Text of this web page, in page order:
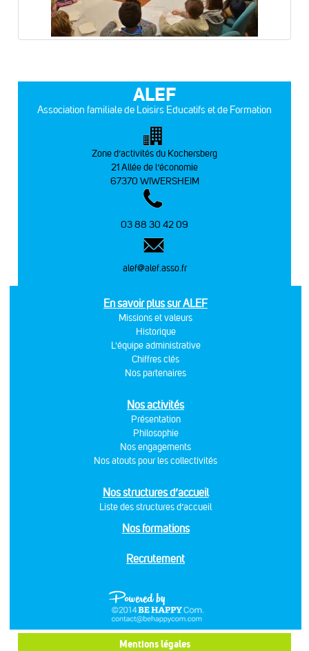
ALEF
Association familiale de Loisirs Educatifs et de Formation
Zone d’activités du Kochersberg
21 Allée de l’économie
67370 WIWERSHEIM
03 88 30 42 09
alef@alef.asso.fr
En savoir plus sur ALEF
Missions et valeurs
Historique
L'équipe administrative
Chiffres clés
Nos partenaires
Nos activités
Présentation
Philosophie
Nos engagements
Nos atouts pour les collectivités
Nos structures d’accueil
Liste des structures d’accueil
Nos formations
Recrutement
Mentions légales